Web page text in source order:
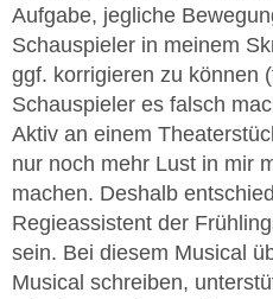
Aufgabe, jegliche
Schauspieler in meinem
ggf. korrigieren zu können
Schauspieler es falsch
Aktiv an einem
nur noch mehr Lust in mir
machen. Deshalb
Regieassistent der
sein. Bei diesem Musical
Musical schreiben,